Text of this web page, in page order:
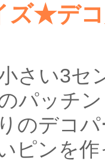
ズ★デ
さい3セ
パッチ
のデコ
ピンを